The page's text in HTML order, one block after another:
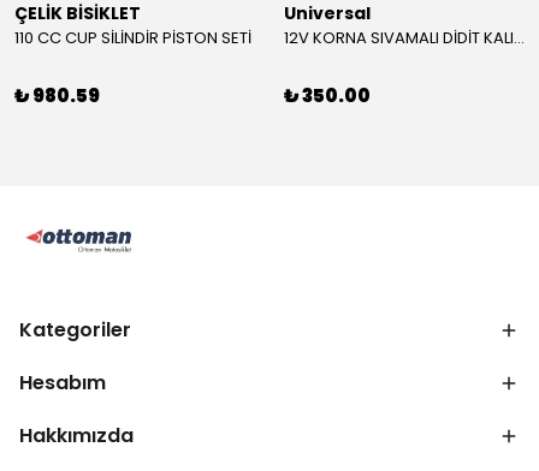
ÇELİK BİSİKLET
110 CC CUP SİLİNDİR PİSTON SETİ
₺ 980.59
Universal
12V KORNA SIVAMALI DİDİT KALIN SESLİ (KIRMIZI)
₺ 350.00
Kategoriler
Hesabım
Hakkımızda